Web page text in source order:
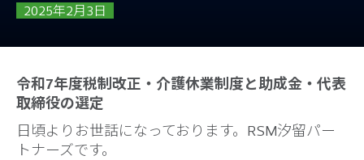
2025年2月3日
令和7年度税制改正・介護休業制度と助成金・代表
取締役の選定
日頃よりお世話になっております。RSM汐留パー
トナーズです。